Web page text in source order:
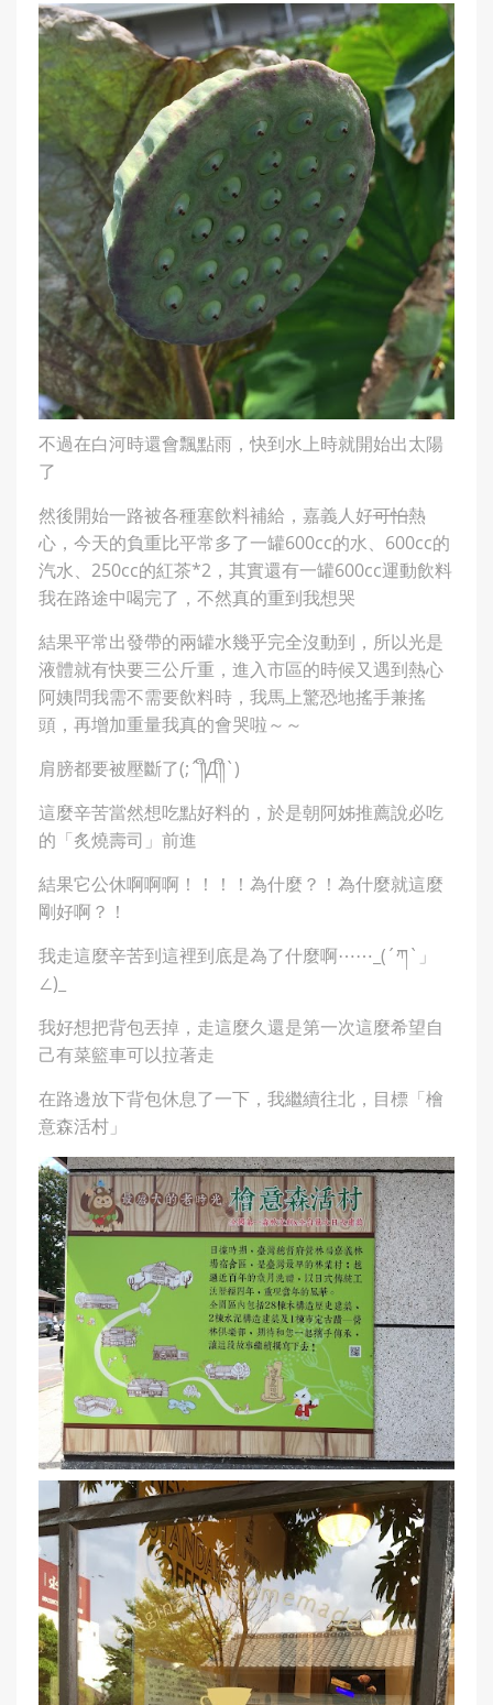
不過在白河時還會飄點雨，快到水上時就開始出太陽
了
然後開始一路被各種塞飲料補給，嘉義人好可怕熱
心，今天的負重比平常多了一罐600cc的水、600cc的
汽水、250cc的紅茶*2，其實還有一罐600cc運動飲料
我在路途中喝完了，不然真的重到我想哭
結果平常出發帶的兩罐水幾乎完全沒動到，所以光是
液體就有快要三公斤重，進入市區的時候又遇到熱心
阿姨問我需不需要飲料時，我馬上驚恐地搖手兼搖
頭，再增加重量我真的會哭啦～～
肩膀都要被壓斷了(;´༎ຶД༎ຶ`)
這麼辛苦當然想吃點好料的，於是朝阿姊推薦說必吃
的「炙燒壽司」前進
結果它公休啊啊啊！！！！為什麼？！為什麼就這麼
剛好啊？！
我走這麼辛苦到這裡到底是為了什麼啊⋯⋯_(´ཀ`」
∠)_
我好想把背包丟掉，走這麼久還是第一次這麼希望自
己有菜籃車可以拉著走
在路邊放下背包休息了一下，我繼續往北，目標「檜
意森活村」